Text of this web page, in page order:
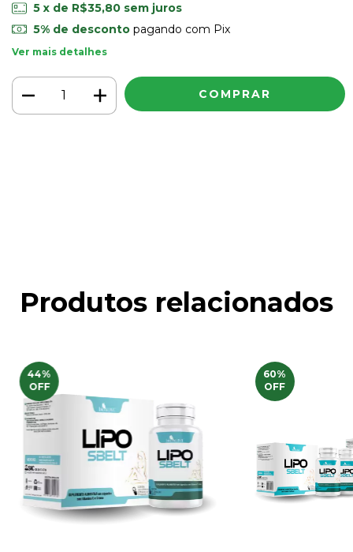
5 x de R$35,80 sem juros
5% de descontopagando com Pix
Ver mais detalhes
Produtos relacionados
44%
OFF
60%
OFF